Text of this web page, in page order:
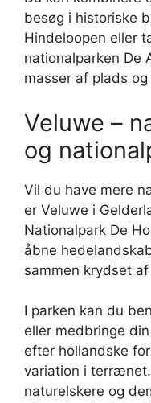
besøg i historiske
Hindeloopen eller
nationalparken De
masser af plads
Veluwe –
og
Vil du have mere
er Veluwe i
Nationalpark De
åbne
sammen krydset
I parken kan du
eller medbringe
efter hollandske
variation i
naturelskere og